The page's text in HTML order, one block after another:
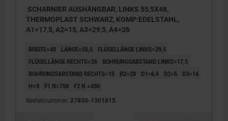
SCHARNIER AUSHÄNGBAR, LINKS 55,5X48,
THERMOPLAST SCHWARZ, KOMP:EDELSTAHL,
A1=17,5, A2=15, A3=29,5, A4=26
BREITE=48 LÄNGE=55,5
FLÜGELLÄNGE LINKS=29,5
FLÜGELLÄNGE RECHTS=26
BOHRUNGSABSTAND LINKS=17,5
BOHRUNGSABSTAND RECHTS=15
B2=28 D1=6,6 D2=6
D3=14
H=9
F1 N=750 F2 N =450
Bestellnummer: 27850-1301815